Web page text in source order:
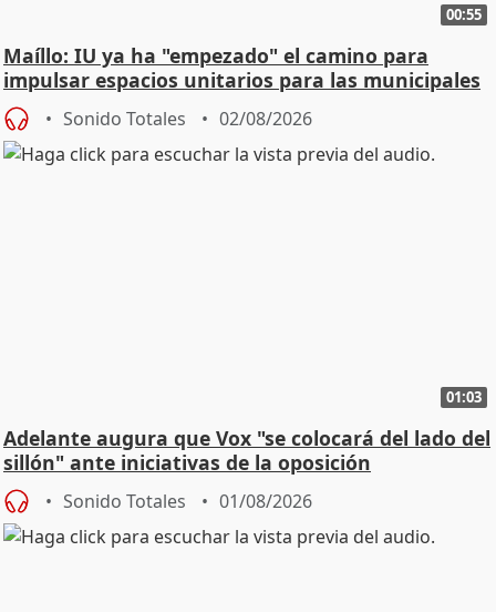
00:55
Maíllo: IU ya ha "empezado" el camino para
impulsar espacios unitarios para las municipales
Sonido Totales 02/08/2026
01:03
Adelante augura que Vox "se colocará del lado del
sillón" ante iniciativas de la oposición
Sonido Totales 01/08/2026